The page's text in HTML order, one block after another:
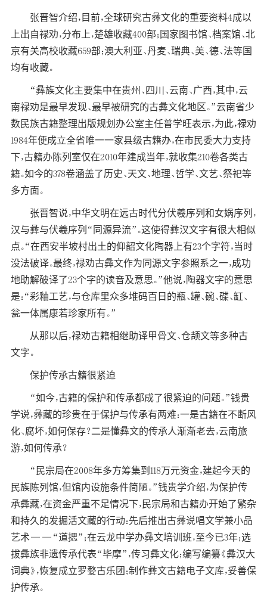
张晋智介绍，目前，全球研究古彝文化的重要资料4成以
上出自禄劝，分布上，楚雄收藏400部；国家图书馆、档案馆、北
京有关高校收藏659部；澳大利亚、丹麦、瑞典、美、德、法等国
均有收藏。
“彝族文化主要集中在贵州 、四川、云南、广西，其中，云
南禄劝是最早发现、最早被研究的古彝文化地区。”云南省少
数民族古籍整理出版规划办公室主任普学旺表示，为此，禄劝
1984年便成立全省唯一一家县级古籍办，在市民委大力支持
下，古籍办陈列室仅在2010年建成当年，就收集210卷各类古
籍。如今的378卷涵盖了历史、天文、地理、哲学、文艺、祭祀等
多方面。
张晋智说，中华文明在远古时代分伏羲序列和女娲序列，
汉与彝与伏羲序列“同源异流”。这使得彝汉文字有很大相似
点。“在西安半坡村出土的仰韶文化陶器上有23个字符，当时
没法破译。最终，禄劝古彝文作为同源文字参照系之一，成功
地助解破译了23个字的读音及意思。”他说，陶器文字的意思
是：“彩釉工艺，与仓库里众多堆码百日的瓶、罐、碗、碟、缸、
瓮一体属康若珍家所有。”
从那以后，禄劝古籍相继助译甲骨文、仓颉文等多种古
文字。
保护传承古籍很紧迫
“如今，古籍的保护和传承都成了很紧迫的问题。”钱贵
学说，彝藏的珍贵在于保护与传承有两难：一是古籍在不断风
化、腐坏，如何保存？二是懂彝文的传承人渐渐老去，云南旅
游，如何传承？
“民宗局在2008年多方筹集到118万元资金，建起今天的
民族陈列馆，但馆内设施条件简陋。”钱贵学介绍，为保护传
承彝藏，在资金严重不足情况下，民宗局和古籍办开始了繁杂
和持久的发掘活文藏的行动：先后推出古彝说唱文学兼小品
艺术——“道揌”；在云龙中学办彝文培训班，至今已3年；选
拔彝族非遗传承代表“毕摩”，传习彝文化；编写编纂《彝汉大
词典》，恢复成立罗婺古乐团；制作彝文古籍电子文库，妥善保
护传承。